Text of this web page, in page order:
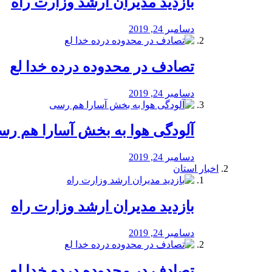
دسامبر 24, 2019
تصادف در محدوده درده خدا لع
دسامبر 24, 2019
آلودگی هوا به بخش آسارا هم
دسامبر 24, 2019
اخبار استان
بازدید مدیران ارشد وزارت راه
دسامبر 24, 2019